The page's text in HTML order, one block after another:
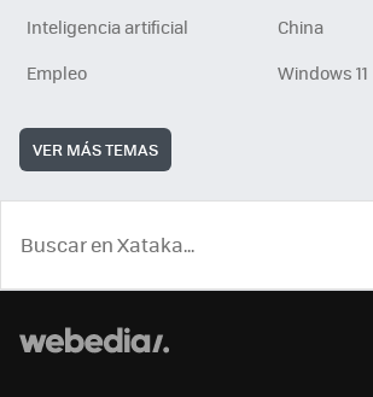
Inteligencia artificial
China
Empleo
Windows 11
VER MÁS TEMAS